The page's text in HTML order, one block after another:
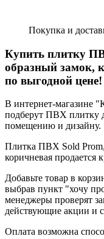
Покупка и
Купить плитку
образный замок,
по выгодной цене!
В интернет-магазине
подберут ПВХ плитку
помещению и дизайну.
Плитка ПВХ Sold
коричневая продается
Добавьте товар в
выбрав пункт "хочу
менеджеры проверят
действующие акции и
Оплата возможна